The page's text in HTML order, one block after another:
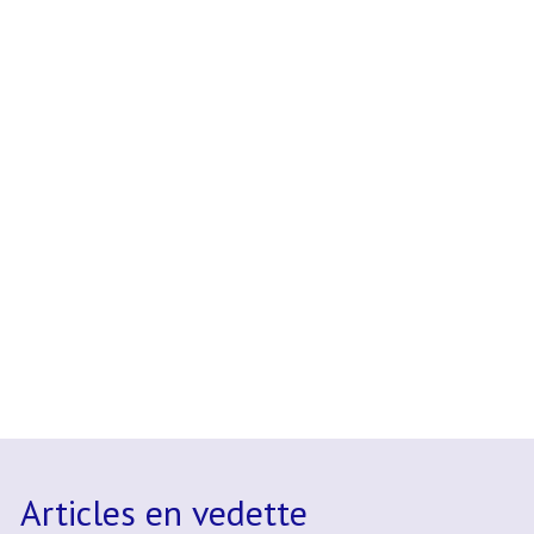
Articles en vedette